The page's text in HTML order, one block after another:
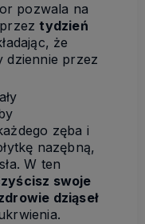
pozwala na
przeztydzień
że
dziennie przez
zęba i
nazębną,
W ten
swoje
dziąseł